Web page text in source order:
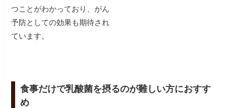
つことがわかっており、がん
予防としての効果も期待され
ています。
食事だけで乳酸菌を摂るのが難しい方におすす
め